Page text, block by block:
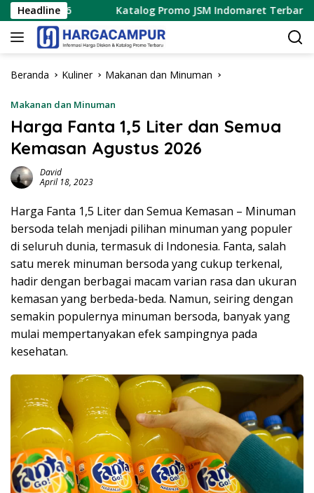
Langsung
ke
konten
Headline Katalog Promo JSM Indomaret Terbaru 7 – 9
Beranda Kuliner Makanan dan Minuman
Makanan dan Minuman
Harga Fanta 1,5 Liter dan Semua
Kemasan Agustus 2026
David
April 18, 2023
Harga Fanta 1,5 Liter dan Semua Kemasan – Minuman
bersoda telah menjadi pilihan minuman yang populer
di seluruh dunia, termasuk di Indonesia. Fanta, salah
satu merek minuman bersoda yang cukup terkenal,
hadir dengan berbagai macam varian rasa dan ukuran
kemasan yang berbeda-beda. Namun, seiring dengan
semakin populernya minuman bersoda, banyak yang
mulai mempertanyakan efek sampingnya pada
kesehatan.